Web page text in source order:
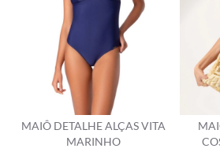
MAIÔ DETALHE ALÇAS VITA
MARINHO